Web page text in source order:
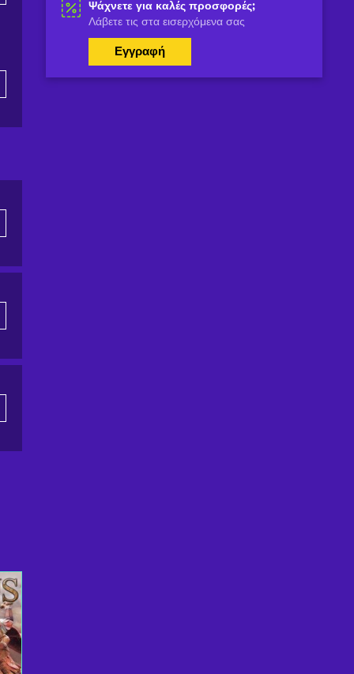
Ψάχνετε για καλές προσφορές;
Λάβετε τις στα εισερχόμενα σας
Εγγραφή